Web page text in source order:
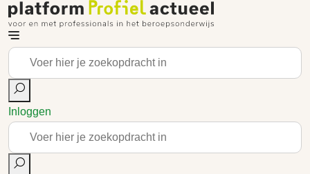
Inloggen